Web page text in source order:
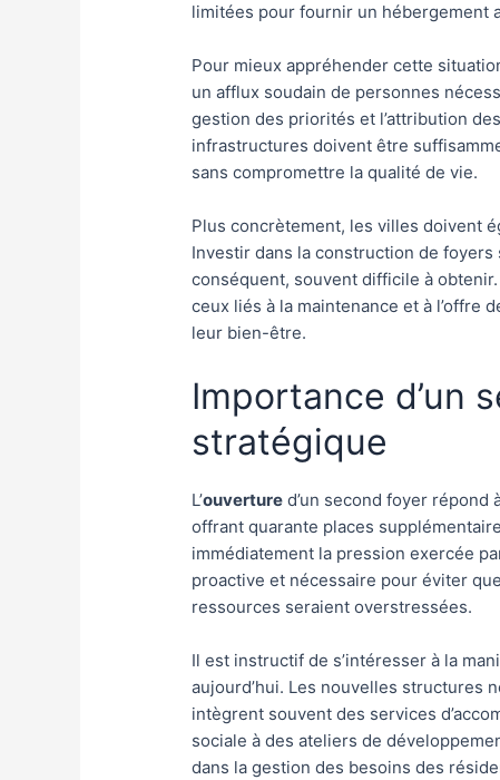
limitées pour fournir un hébergement
Pour mieux appréhender cette
un afflux soudain de personnes
gestion des priorités et l’attribution
infrastructures doivent être
sans compromettre la qualité de vie.
Plus concrètement, les villes doivent
Investir dans la construction de
conséquent, souvent difficile à
ceux liés à la maintenance et à l’offre
leur bien-être.
Importance d’un
stratégique
L’ouverture d’un second foyer répond
offrant quarante places
immédiatement la pression exercée
proactive et nécessaire pour éviter
ressources seraient overstressées.
Il est instructif de s’intéresser à la
aujourd’hui. Les nouvelles structures
intègrent souvent des services
sociale à des ateliers de
dans la gestion des besoins des